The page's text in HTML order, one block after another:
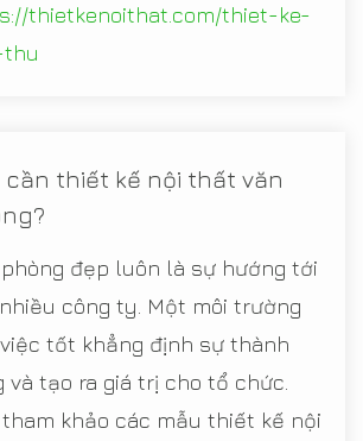
thietkenoithat.com/thiet-ke-
cần thiết kế nội thất văn
đẹp luôn là sự hướng tới
công ty. Một môi trường
tốt khẳng định sự thành
và tạo ra giá trị cho tổ chức.
tham khảo các mẫu thiết kế nội